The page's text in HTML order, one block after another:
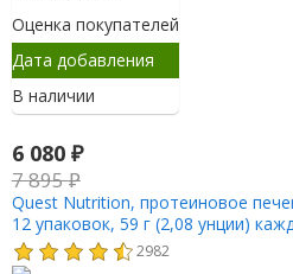
Оценка покупателей
Дата добавления
В наличии
6 080 ₽
7 895₽
Quest Nutrition, протеиновое
12 упаковок, 59 г (2,08 унции)
2982